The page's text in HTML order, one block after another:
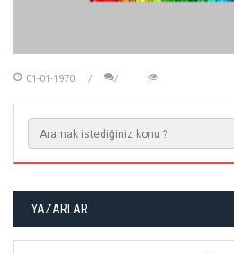
01-01-1970
YAZARLAR